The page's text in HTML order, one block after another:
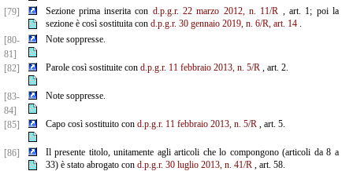
[79] Sezione prima inserita con d.p.g.r. 22 marzo 2012, n. 11/R , art. 1; poi la
sezione è così sostituita con d.p.g.r. 30 gennaio 2019, n. 6/R, art. 14.
[80-
81]
Note soppresse.
[82] Parole così sostituite con d.p.g.r. 11 febbraio 2013, n. 5/R, art. 2.
[83-
84]
Note soppresse.
[85] Capo così sostituito con d.p.g.r. 11 febbraio 2013, n. 5/R, art. 5.
[86]
Il presente titolo, unitamente agli articoli che lo compongono (articoli da 8 a
33) è stato abrogato con d.p.g.r. 30 luglio 2013, n. 41/R, art. 58.